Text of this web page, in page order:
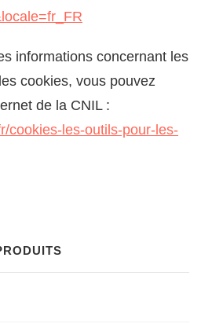
informations concernant les
cookies, vous pouvez
de la CNIL :
cookies-les-outils-pour-les-